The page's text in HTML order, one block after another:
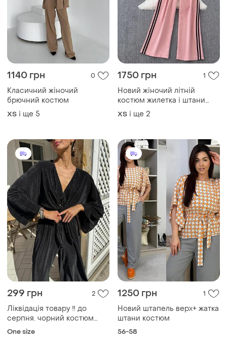
1140 грн 0
Класичний жіночий
брючний костюм
ХS і ще 5
1750 грн 1
Новий жіночий літній
костюм жилетка і штани
брюки
ХS і ще 2
299 грн 2
Ліквідація товару ‼️ до
серпня. чорний костюм
жатка штани кюлоти
One size
1250 грн 1
Новий штапель верх+ жатка
штани костюм
56-58